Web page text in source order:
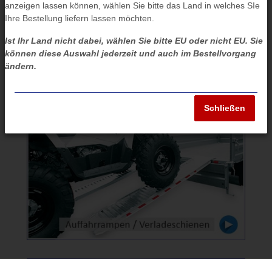
anzeigen lassen können, wählen Sie bitte das Land in welches SIe
Ihre Bestellung liefern lassen möchten.
Ist Ihr Land nicht dabei, wählen Sie bitte EU oder nicht EU. Sie
können diese Auswahl jederzeit und auch im Bestellvorgang
ändern.
Schließen